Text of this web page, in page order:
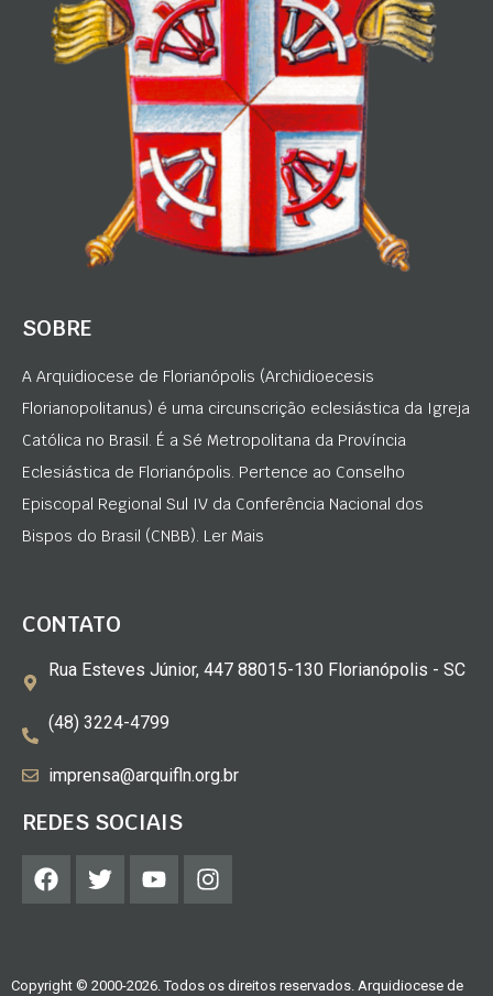
SOBRE
A Arquidiocese de Florianópolis (Archidioecesis
Florianopolitanus) é uma circunscrição eclesiástica da Igreja
Católica no Brasil. É a Sé Metropolitana da Província
Eclesiástica de Florianópolis. Pertence ao Conselho
Episcopal Regional Sul IV da Conferência Nacional dos
Bispos do Brasil (CNBB). Ler Mais
CONTATO
Rua Esteves Júnior, 447 88015-130 Florianópolis - SC
(48) 3224-4799
imprensa@arquifln.org.br
REDES SOCIAIS
Copyright © 2000-2026. Todos os direitos reservados. Arquidiocese de